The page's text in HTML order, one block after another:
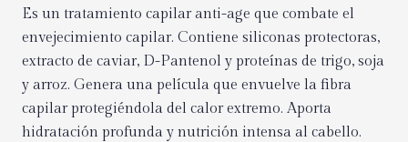
Es un tratamiento capilar anti-age que combate el
envejecimiento capilar. Contiene siliconas protectoras,
extracto de caviar, D-Pantenol y proteínas de trigo, soja
y arroz. Genera una película que envuelve la fibra
capilar protegiéndola del calor extremo. Aporta
hidratación profunda y nutrición intensa al cabello.